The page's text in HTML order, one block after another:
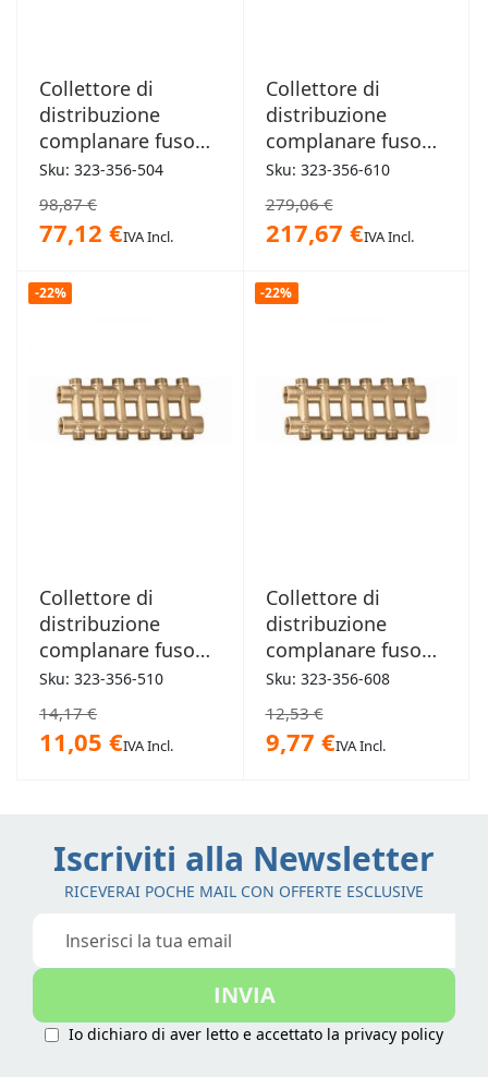
Collettore di
distribuzione
complanare fuso
monoblocco 3/4"
4+4 derivazioni
Sku: 323-356-504
98,87 €
77,12 €IVA Incl.
Collettore di
distribuzione
complanare fuso
monoblocco 1"
10+10 derivazioni
Sku: 323-356-610
279,06 €
217,67 €IVA Incl.
-22%
Collettore di
distribuzione
complanare fuso
monoblocco 3/4"
10+10 derivazioni
Sku: 323-356-510
14,17 €
11,05 €IVA Incl.
-22%
Collettore di
distribuzione
complanare fuso
monoblocco 1" 8+8
derivazioni
Sku: 323-356-608
12,53 €
9,77 €IVA Incl.
Iscriviti alla Newsletter
RICEVERAI POCHE MAIL CON OFFERTE ESCLUSIVE
Iscriviti
nostra
INVIA
Io dichiaro di aver letto e accettato la privacy policy